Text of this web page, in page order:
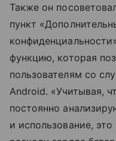
Также он
пункт
функцию, которая
пользователям со
Android. «Учитывая,
постоянно
и использование,